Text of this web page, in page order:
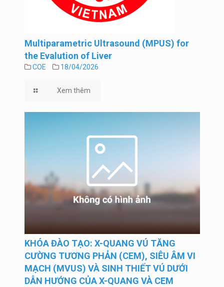
Multiparametric Ultrasound (MPUS) for
the Evalution of Liver
COE 18/04/2026
Xem thêm
KHÓA ĐÀO TẠO: X-QUANG VÚ TĂNG
CƯỜNG TƯƠNG PHẢN (CEM), SIÊU ÂM VI
MẠCH (MVUS) VÀ SINH THIẾT VÚ DƯỚI
DẪN HƯỚNG CỦA X-QUANG VÀ CEM